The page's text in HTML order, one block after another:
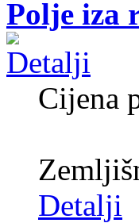
Polje iza
Cijena
Detalji